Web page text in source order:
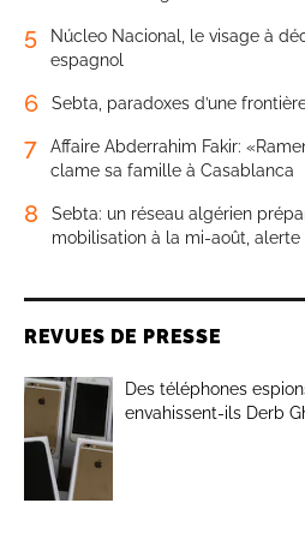
5
Núcleo Nacional, le visage à
espagnol
6 Sebta, paradoxes d’une
7
Affaire Abderrahim Fakir:
clame sa famille à Casablanca
8
Sebta: un réseau algérien
mobilisation à la mi-août, alerte
REVUES DE PRESSE
Des téléphones
envahissent-ils Derb